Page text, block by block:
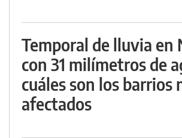
Temporal de lluvia en
con 31 milímetros de
cuáles son los barrios
afectados